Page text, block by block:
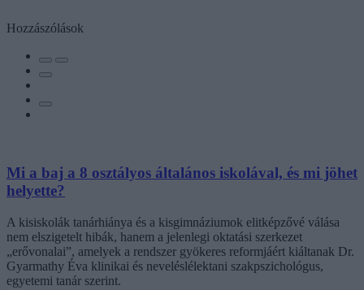
Hozzászólások
Mi a baj a 8 osztályos általános iskolával, és mi jöhet
helyette?
A kisiskolák tanárhiánya és a kisgimnáziumok elitképzővé válása
nem elszigetelt hibák, hanem a jelenlegi oktatási szerkezet
„erővonalai”, amelyek a rendszer gyökeres reformjáért kiáltanak Dr.
Gyarmathy Éva klinikai és neveléslélektani szakpszichológus,
egyetemi tanár szerint.